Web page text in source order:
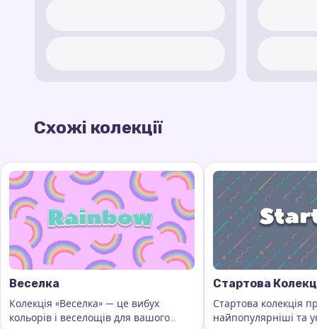
Схожі колекції
Веселка
Колекція «Веселка» — це вибух
кольорів і веселощів для вашого
Стартова
Стартова колекція
найпопулярніші та